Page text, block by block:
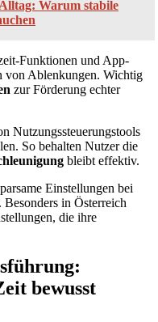
Warum stabile
Funktionen und App-
von Ablenkungen. Wichtig
zur Förderung echter
Nutzungssteuerungstools
So behalten Nutzer die
bleibt effektiv.
Einstellungen bei
in Österreich
die ihre
bewusst